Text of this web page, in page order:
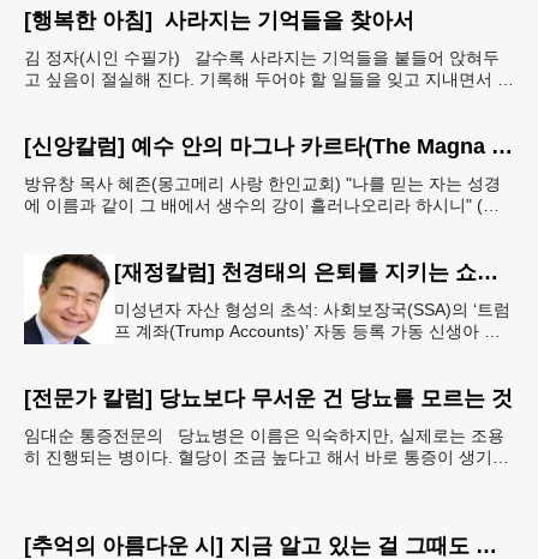
[행복한 아침] 사라지는 기억들을 찾아서
김 정자(시인 수필가) 갈수록 사라지는 기억들을 붙들어 앉혀두
고 싶음이 절실해 진다. 기록해 두어야 할 일들을 잊고 지내면서 아
[신앙칼럼] 예수 안의 마그나 카르타(The Magna Carta in Jesus, 요한복음John 7:38)
방유창 목사 혜존(몽고메리 사랑 한인교회) "나를 믿는 자는 성경
에 이름과 같이 그 배에서 생수의 강이 흘러나오리라 하시니" (요
[재정칼럼] 천경태의 은퇴를 지키는 쇼셜시큐리티 인사이트 - 은퇴와 생활의 기초를 지키는 가장 현실적인 제도 읽기 (18)
미성년자 자산 형성의 초석: 사회보장국(SSA)의 ‘트럼
프 계좌(Trump Accounts)’ 자동 등록 가동 신생아 출
[전문가 칼럼] 당뇨보다 무서운 건 당뇨를 모르는 것
임대순 통증전문의 당뇨병은 이름은 익숙하지만, 실제로는 조용
히 진행되는 병이다. 혈당이 조금 높다고 해서 바로 통증이 생기거
[추억의 아름다운 시] 지금 알고 있는 걸 그때도 알았더라면